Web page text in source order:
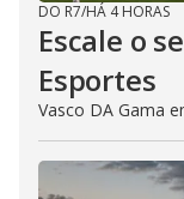
DO R7/HÁ 4 HORAS
Escale o
Esportes
Vasco DA Gama